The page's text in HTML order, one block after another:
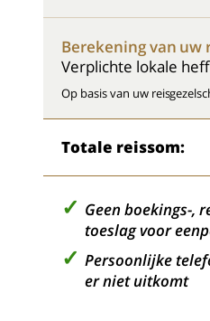
Berekening van uw
Verplichte lokale
Op basis van uw
Totale reissom:
Geen boekings-,
toeslag voor
Persoonlijke
er niet uitkomt